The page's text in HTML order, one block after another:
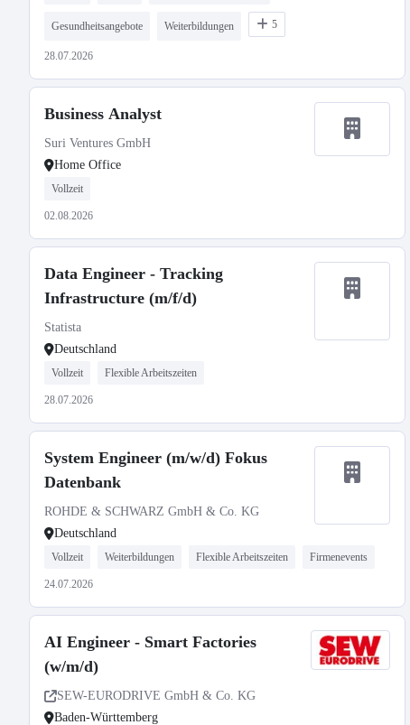
Gesundheitsangebote Weiterbildungen 5
28.07.2026
Business Analyst
Suri Ventures GmbH
Home Office
Vollzeit
02.08.2026
Data Engineer - Tracking
Infrastructure (m/f/d)
Statista
Deutschland
Vollzeit Flexible Arbeitszeiten
28.07.2026
System Engineer (m/w/d) Fokus
Datenbank
ROHDE & SCHWARZ GmbH & Co. KG
Deutschland
Vollzeit Weiterbildungen Flexible Arbeitszeiten Firmenevents
24.07.2026
AI Engineer - Smart Factories
(w/m/d)
SEW-EURODRIVE GmbH & Co. KG
Baden-Württemberg